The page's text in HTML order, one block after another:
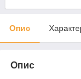
Опис
Опис